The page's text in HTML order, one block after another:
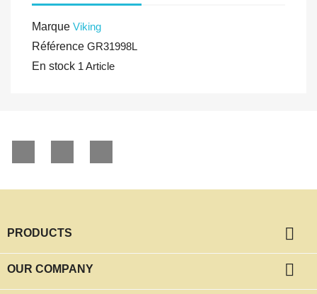
Marque Viking
Référence GR31998L
En stock 1 Article
PRODUCTS 
OUR COMPANY 